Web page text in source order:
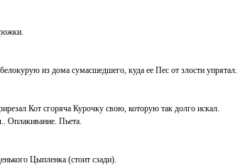
из дома сумасшедшего, куда ее Пес от злости упрятал.
Кот сгоряча Курочку свою, которую так долго искал.
Оплакивание. Пьета.
Цыпленка (cтоит сзади).